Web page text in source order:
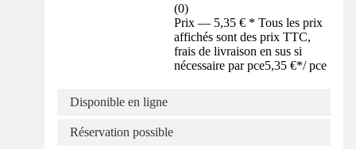
(0)
Prix — 5,35 € * Tous les prix
affichés sont des prix TTC,
frais de livraison en sus si
nécessaire par pce5,35 €*/ pce
Disponible en ligne
Réservation possible